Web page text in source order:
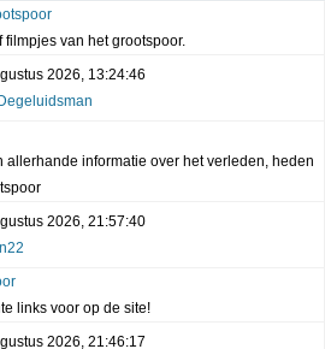
filmpjes van het grootspoor.
2026, 13:24:46
Degeluidsman
allerhande informatie over het verleden, heden
2026, 21:57:40
links voor op de site!
2026, 21:46:17